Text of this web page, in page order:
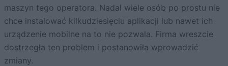
maszyn tego operatora. Nadal wiele osób po prostu nie
chce instalować kilkudziesięciu aplikacji lub nawet ich
urządzenie mobilne na to nie pozwala. Firma wreszcie
dostrzegła ten problem i postanowiła wprowadzić
zmiany.